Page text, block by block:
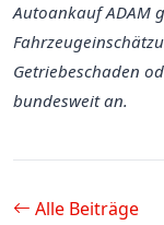
Autoankauf ADAM
Getriebeschaden
bundesweit an.
Alle Beiträge